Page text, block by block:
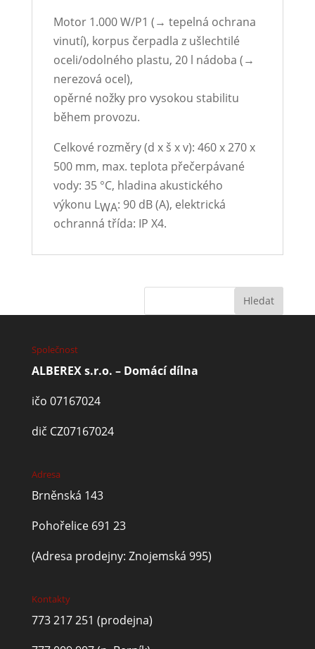
Motor 1.000 W/P1 (→ tepelná ochrana
vinutí), korpus čerpadla z ušlechtilé
oceli/odolného plastu, 20 l nádoba (→
nerezová ocel),
opěrné nožky pro vysokou stabilitu
během provozu.
Celkové rozměry (d x š x v): 460 x 270 x
500 mm, max. teplota přečerpávané
vody: 35 °C, hladina akustického
výkonu LWA: 90 dB (A), elektrická
ochranná třída: IP X4.
Společnost
ALBEREX s.r.o. – Domácí dílna
ičo 07167024
dič CZ07167024
Adresa
Brněnská 143
Pohořelice 691 23
(Adresa prodejny: Znojemská 995)
Kontakty
773 217 251 (prodejna)